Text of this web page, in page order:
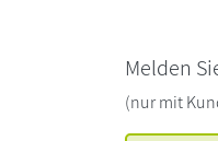
Melden
(nur mit